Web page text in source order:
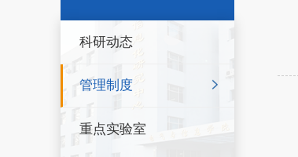
科研动态
管理制度
重点实验室